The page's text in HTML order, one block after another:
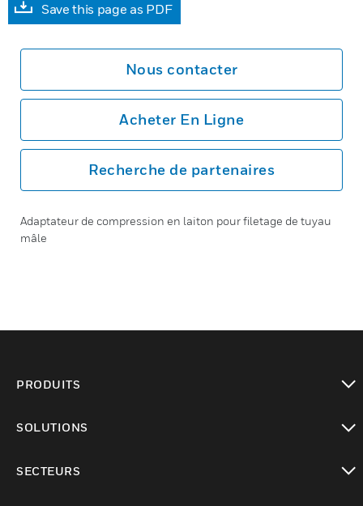
Save this page as PDF
Nous contacter
Acheter En Ligne
Recherche de partenaires
Adaptateur de compression en laiton pour filetage de tuyau
mâle
PRODUITS
SOLUTIONS
SECTEURS